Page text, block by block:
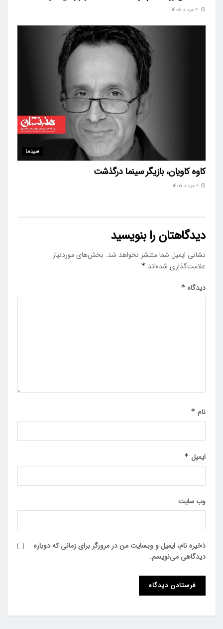
سینما
کاوه کاویان، بازیگر سینما درگذشت
دیدگاهتان را بنویسید
نشانی ایمیل شما منتشر نخواهد شد. بخش‌های موردنیاز
علامت‌گذاری شده‌اند *
دیدگاه *
نام *
ایمیل *
وب‌ سایت
ذخیره نام، ایمیل و وبسایت من در مرورگر برای زمانی که دوباره
دیدگاهی می‌نویسم.